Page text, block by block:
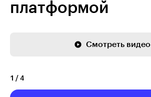
платформой
Смотреть видео
1 / 4